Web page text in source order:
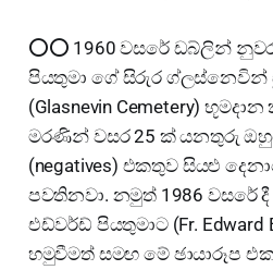
⭕⭕ 1960 වසරේ ඩබ්ලින්
පියතුමා ගේ සිරුර ග්ලස්නෙවින්
(Glasnevin Cemetery)
මරණින් වසර 25 ක් යනතුරු
(negatives) එකතුව සියළු
පවතිනවා. නමුත් 1986 වසරේ
එඩ්වර්ඩ් පියතුමාට (Fr. Edward
හමුවීමත් සමඟ මේ ඡායාරූප